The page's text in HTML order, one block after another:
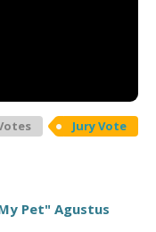
Jury Vote
Pet" Agustus